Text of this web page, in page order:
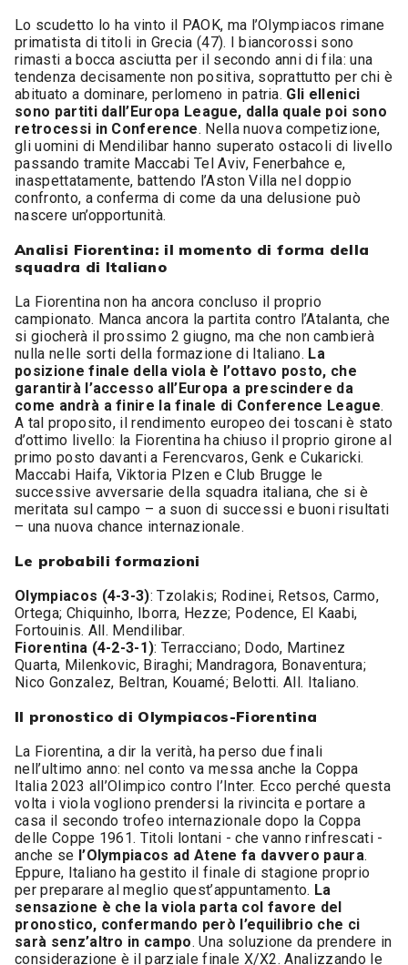
Lo scudetto lo ha vinto il PAOK, ma l’Olympiacos rimane
primatista di titoli in Grecia (47). I biancorossi sono
rimasti a bocca asciutta per il secondo anni di fila: una
tendenza decisamente non positiva, soprattutto per chi è
abituato a dominare, perlomeno in patria. Gli ellenici
sono partiti dall’Europa League, dalla quale poi sono
retrocessi in Conference. Nella nuova competizione,
gli uomini di Mendilibar hanno superato ostacoli di livello
passando tramite Maccabi Tel Aviv, Fenerbahce e,
inaspettatamente, battendo l’Aston Villa nel doppio
confronto, a conferma di come da una delusione può
nascere un’opportunità.
Analisi Fiorentina: il momento di forma della
squadra di Italiano
La Fiorentina non ha ancora concluso il proprio
campionato. Manca ancora la partita contro l’Atalanta, che
si giocherà il prossimo 2 giugno, ma che non cambierà
nulla nelle sorti della formazione di Italiano. La
posizione finale della viola è l’ottavo posto, che
garantirà l’accesso all’Europa a prescindere da
come andrà a finire la finale di Conference League.
A tal proposito, il rendimento europeo dei toscani è stato
d’ottimo livello: la Fiorentina ha chiuso il proprio girone al
primo posto davanti a Ferencvaros, Genk e Cukaricki.
Maccabi Haifa, Viktoria Plzen e Club Brugge le
successive avversarie della squadra italiana, che si è
meritata sul campo – a suon di successi e buoni risultati
– una nuova chance internazionale.
Le probabili formazioni
Olympiacos (4-3-3): Tzolakis; Rodinei, Retsos, Carmo,
Ortega; Chiquinho, Iborra, Hezze; Podence, El Kaabi,
Fortouinis. All. Mendilibar.
Fiorentina (4-2-3-1): Terracciano; Dodo, Martinez
Quarta, Milenkovic, Biraghi; Mandragora, Bonaventura;
Nico Gonzalez, Beltran, Kouamé; Belotti. All. Italiano.
Il pronostico di Olympiacos-Fiorentina
La Fiorentina, a dir la verità, ha perso due finali
nell’ultimo anno: nel conto va messa anche la Coppa
Italia 2023 all’Olimpico contro l’Inter. Ecco perché questa
volta i viola vogliono prendersi la rivincita e portare a
casa il secondo trofeo internazionale dopo la Coppa
delle Coppe 1961. Titoli lontani - che vanno rinfrescati -
anche se l’Olympiacos ad Atene fa davvero paura.
Eppure, Italiano ha gestito il finale di stagione proprio
per preparare al meglio quest’appuntamento. La
sensazione è che la viola parta col favore del
pronostico, confermando però l’equilibrio che ci
sarà senz’altro in campo. Una soluzione da prendere in
considerazione è il parziale finale X/X2. Analizzando le